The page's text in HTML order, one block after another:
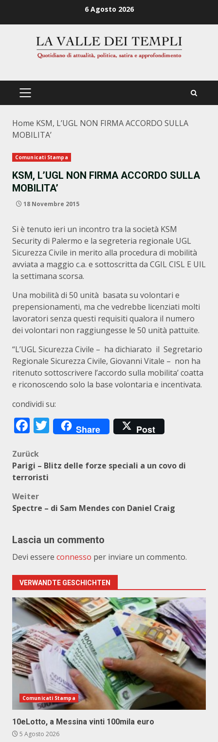
6 Agosto 2026
PRIMÄRES
Home KSM, L’UGL NON FIRMA ACCORDO SULLA
MOBILITA’
Comunicati Stampa
KSM, L’UGL NON FIRMA ACCORDO SULLA
MOBILITA’
18 Novembre 2015
Si è tenuto ieri un incontro tra la società KSM
Security di Palermo e la segreteria regionale UGL
Sicurezza Civile in merito alla procedura di mobilità
avviata a maggio c.a. e sottoscritta da CGIL CISL E UIL
la settimana scorsa.
Una mobilità di 50 unità basata su volontari e
prepensionamenti, ma che vedrebbe licenziati molti
lavoratori senza questi requisiti qualora il numero
dei volontari non raggiungesse le 50 unità pattuite.
“L’UGL Sicurezza Civile – ha dichiarato il Segretario
Regionale Sicurezza Civile, Giovanni Vitale – non ha
ritenuto sottoscrivere l’accordo sulla mobilita’ coatta
e riconoscendo solo la base volontaria e incentivata.
condividi su:
Facebook
Twitter
Share Post
Beitragsnavigation
Zurück
Parigi – Blitz delle forze speciali a un covo di
terroristi
Weiter
Spectre – di Sam Mendes con Daniel Craig
Lascia un commento
Devi essere connesso per inviare un commento.
VERWANDTE GESCHICHTEN
Comunicati Stampa
10eLotto, a Messina vinti 100mila euro
5 Agosto 2026